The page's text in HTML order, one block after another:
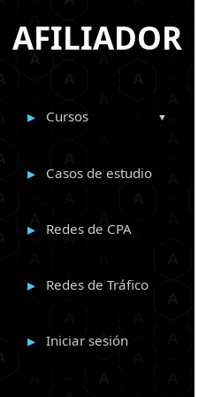
AFILIADOR
Cursos
Casos de estudio
Redes de CPA
Redes de Tráfico
Iniciar sesión